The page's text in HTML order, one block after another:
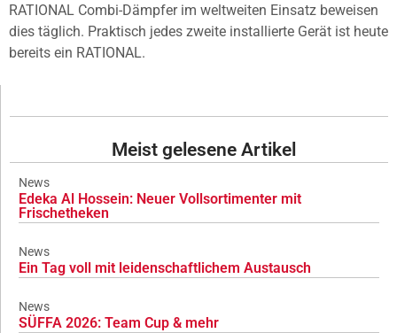
RATIONAL Combi-Dämpfer im weltweiten Einsatz beweisen
dies täglich. Praktisch jedes zweite installierte Gerät ist heute
bereits ein RATIONAL.
Meist gelesene Artikel
News
Edeka Al Hossein: Neuer Vollsortimenter mit
Frischetheken
News
Ein Tag voll mit leidenschaftlichem Austausch
News
SÜFFA 2026: Team Cup & mehr